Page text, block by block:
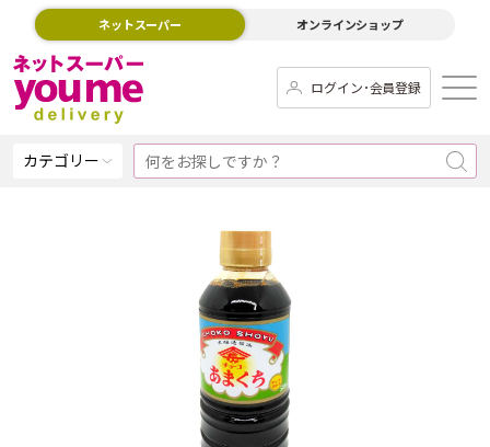
ネットスーパー オンラインショップ
ログイン･会員登録
カテゴリー